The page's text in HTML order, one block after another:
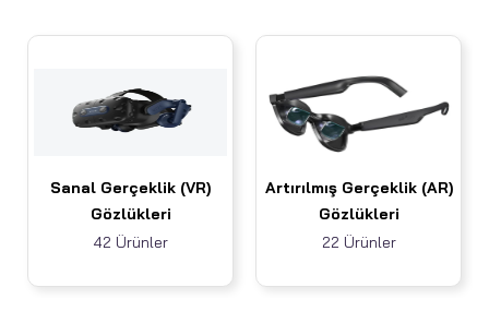
Sanal Gerçeklik (VR)
Gözlükleri
42 Ürünler
Artırılmış Gerçeklik (AR)
Gözlükleri
22 Ürünler